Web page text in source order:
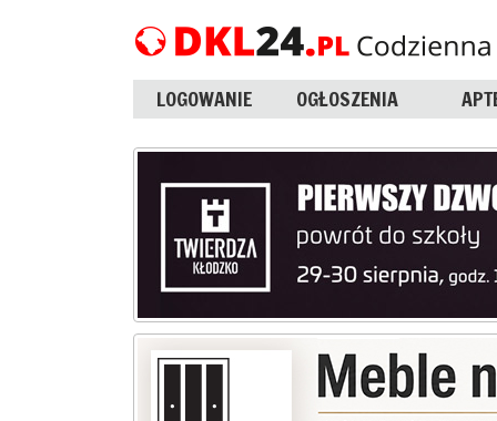
LOGOWANIE OGŁOSZENIA